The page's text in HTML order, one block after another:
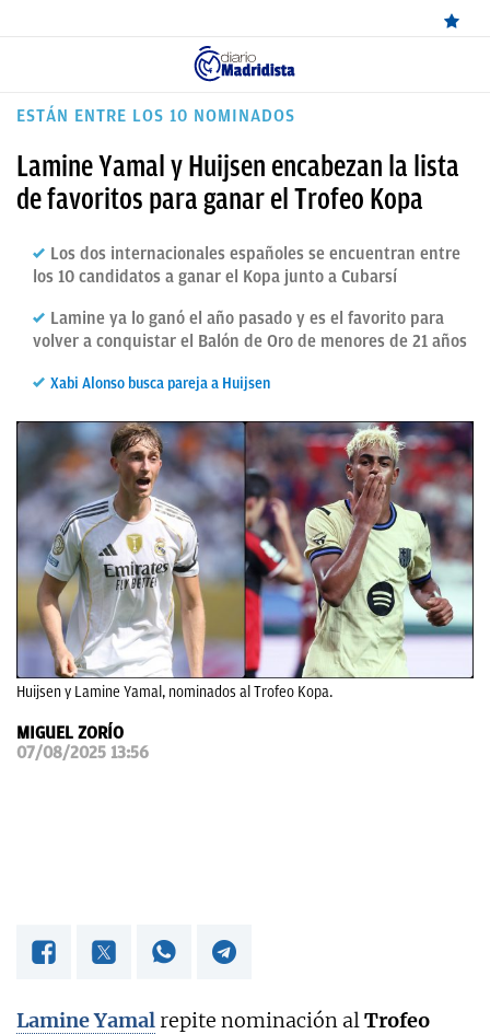
ÚLTIMAS
REAL
BALONCESTO
CANTERA
FEMENINO
PAPARAZZI
OKDIARIO
ESTÁN ENTRE LOS 10 NOMINADOS
Lamine Yamal y Huijsen encabezan la lista
de favoritos para ganar el Trofeo Kopa
Los dos internacionales españoles se encuentran entre
los 10 candidatos a ganar el Kopa junto a Cubarsí
Lamine ya lo ganó el año pasado y es el favorito para
volver a conquistar el Balón de Oro de menores de 21 años
Xabi Alonso busca pareja a Huijsen
Huijsen y Lamine Yamal, nominados al Trofeo Kopa.
MIGUEL ZORÍO
07/08/2025 13:56
Lamine Yamalrepite nominación alTrofeo